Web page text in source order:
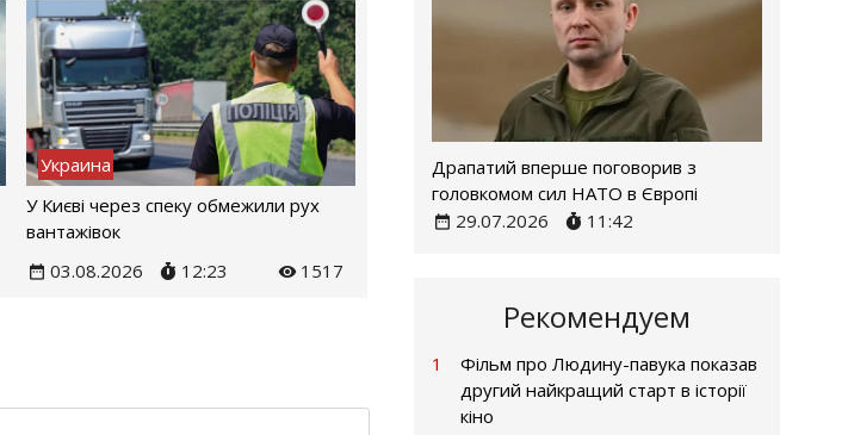
Украина
У Києві через спеку обмежили рух
вантажівок
03.08.2026
12:23 1517
Драпатий вперше поговорив з
головкомом сил НАТО в Європі
29.07.2026
11:42
Рекомендуем
1
Фільм про Людину-павука показав
другий найкращий старт в історії
кіно